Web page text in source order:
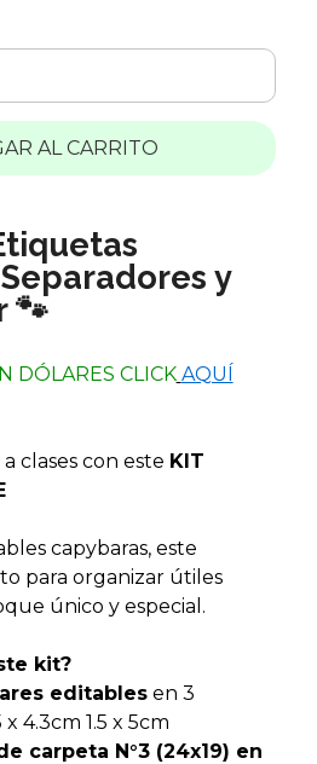
AL CARRITO
y
🐾
DÓLARES CLICK AQUÍ
clases con este KIT
capybaras, este
para organizar útiles
único y especial.
kit?
editablesen 3
4.3cm 1.5 x 5cm
carpeta N°3 (24x19) en